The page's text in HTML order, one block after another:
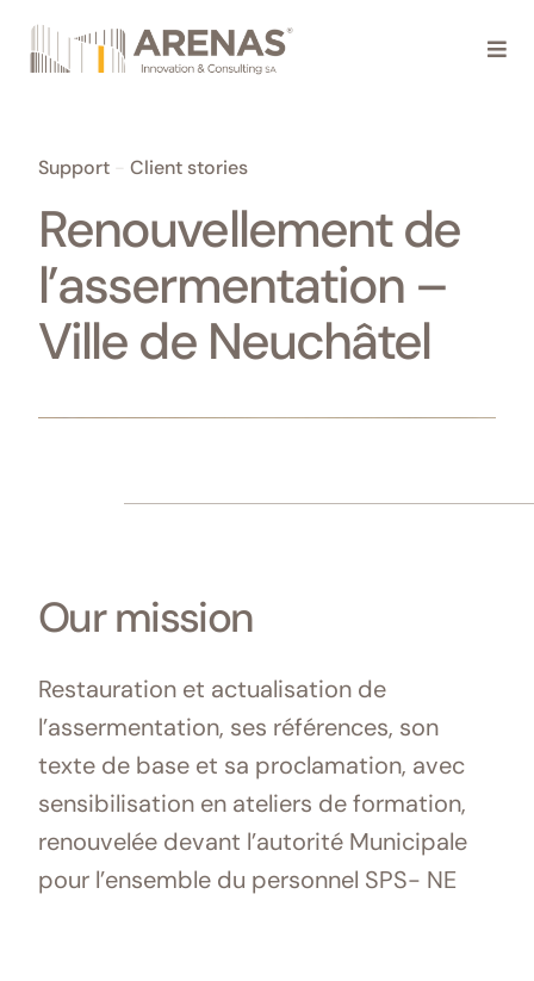
Passer
About us
Projects
News
Support- Client stories
Renouvellement de
l’assermentation –
Ville de Neuchâtel
Our mission
Restauration et actualisation de
l’assermentation, ses références, son
texte de base et sa proclamation, avec
sensibilisation en ateliers de formation,
renouvelée devant l’autorité Municipale
pour l’ensemble du personnel SPS- NE